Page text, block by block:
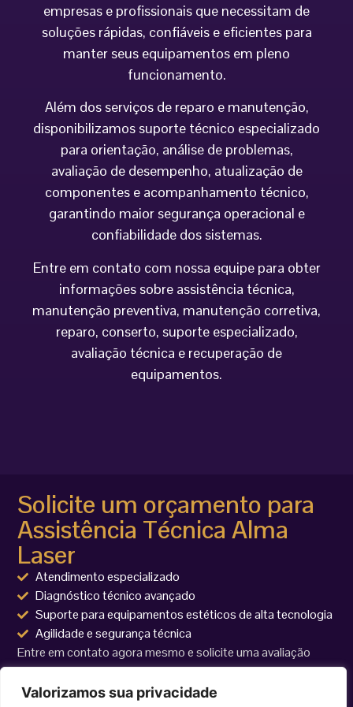
Valorizamos sua privacidade
empresas e profissionais que necessitam de
soluções rápidas, confiáveis e eficientes para
manter seus equipamentos em pleno
funcionamento.
Além dos serviços de reparo e manutenção,
disponibilizamos suporte técnico especializado
para orientação, análise de problemas,
avaliação de desempenho, atualização de
componentes e acompanhamento técnico,
garantindo maior segurança operacional e
confiabilidade dos sistemas.
Entre em contato com nossa equipe para obter
informações sobre assistência técnica,
manutenção preventiva, manutenção corretiva,
reparo, conserto, suporte especializado,
avaliação técnica e recuperação de
equipamentos.
Solicite um orçamento para
Assistência Técnica Alma
Laser
Atendimento especializado
Diagnóstico técnico avançado
Suporte para equipamentos estéticos de alta tecnologia
Agilidade e segurança técnica
Entre em contato agora mesmo e solicite uma avaliação
técnica para seu equipamento Alma Laser.